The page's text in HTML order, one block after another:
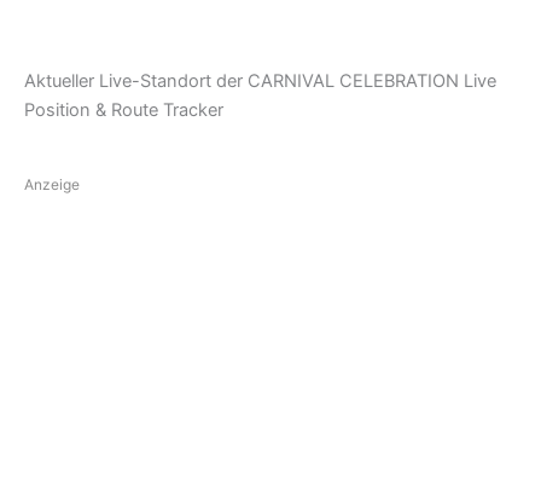
Aktueller Live-Standort der CARNIVAL CELEBRATION Live
Position & Route Tracker
Anzeige